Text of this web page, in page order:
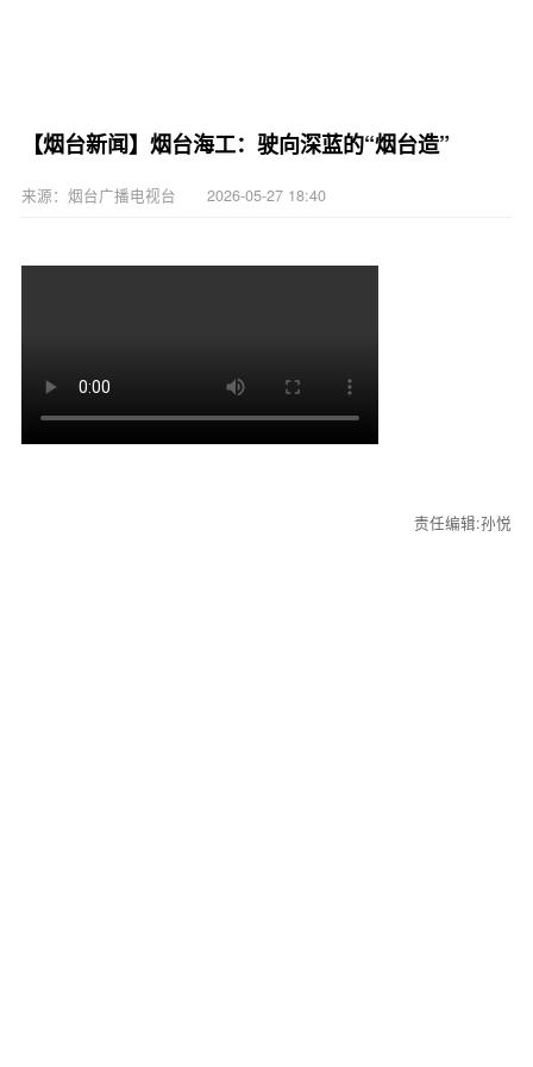
【烟台新闻】烟台海工：驶向深蓝的“烟台造”
来源：烟台广播电视台 2026-05-27 18:40
责任编辑:孙悦